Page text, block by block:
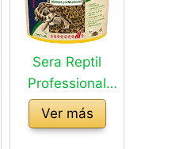
Sera Reptil
Professional
Herbivor,
alimento
Ver más